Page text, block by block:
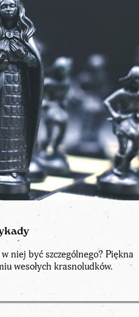
niej być szczególnego? Piękna
wesołych krasnoludków.